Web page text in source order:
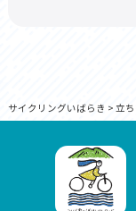
サイクリングいばらき > 立